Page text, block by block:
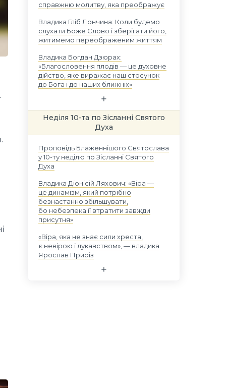
справжню молитву, яка преображує
Владика Гліб Лончина: Коли будемо
слухати Боже Слово і зберігати його,
житимемо переображеним життям
Владика Богдан Дзюрах:
«Благословення плодів — це духовне
дійство, яке виражає наш стосунок
до Бога і до наших ближніх»
Неділя 10-та по Зісланні Святого
Духа
Проповідь Блаженнішого Святослава
у 10-ту неділю по Зісланні Святого
Духа
Владика Діонісій Ляхович: «Віра —
це динамізм, який потрібно
безнастанно збільшувати,
бо небезпека її втратити завжди
присутня»
«Віра, яка не знає сили хреста,
є невірою і лукавством», — владика
Ярослав Приріз